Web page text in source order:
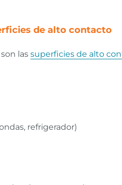
de alto contacto
las superficies de alto
refrigerador)